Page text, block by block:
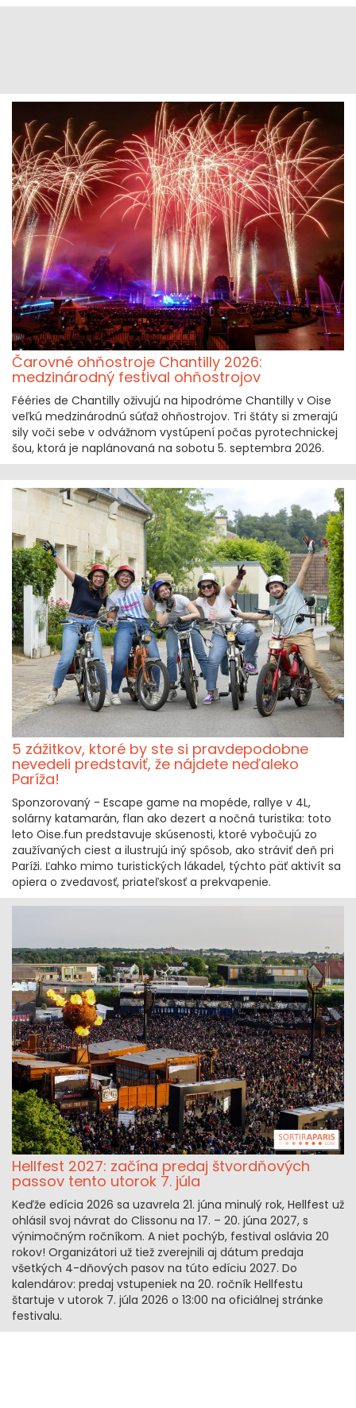
Čarovné ohňostroje Chantilly 2026:
medzinárodný festival ohňostrojov
Fééries de Chantilly oživujú na hipodróme Chantilly v Oise
veľkú medzinárodnú súťaž ohňostrojov. Tri štáty si zmerajú
sily voči sebe v odvážnom vystúpení počas pyrotechnickej
šou, ktorá je naplánovaná na sobotu 5. septembra 2026.
5 zážitkov, ktoré by ste si pravdepodobne
nevedeli predstaviť, že nájdete neďaleko
Paríža!
Sponzorovaný - Escape game na mopéde, rallye v 4L,
solárny katamarán, flan ako dezert a nočná turistika: toto
leto Oise.fun predstavuje skúsenosti, ktoré vybočujú zo
zaužívaných ciest a ilustrujú iný spôsob, ako stráviť deň pri
Paríži. Ľahko mimo turistických lákadel, týchto päť aktivít sa
opiera o zvedavosť, priateľskosť a prekvapenie.
Hellfest 2027: začína predaj štvordňových
passov tento utorok 7. júla
Keďže edícia 2026 sa uzavrela 21. júna minulý rok, Hellfest už
ohlásil svoj návrat do Clissonu na 17. – 20. júna 2027, s
výnimočným ročníkom. A niet pochýb, festival oslávia 20
rokov! Organizátori už tiež zverejnili aj dátum predaja
všetkých 4-dňových pasov na túto edíciu 2027. Do
kalendárov: predaj vstupeniek na 20. ročník Hellfestu
štartuje v utorok 7. júla 2026 o 13:00 na oficiálnej stránke
festivalu.